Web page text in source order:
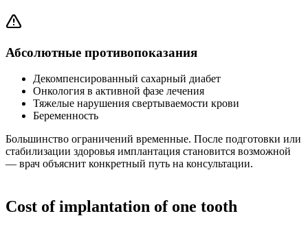
Абсолютные противопоказания
Декомпенсированный сахарный диабет
Онкология в активной фазе лечения
Тяжелые нарушения свертываемости крови
Беременность
Большинство ограничений временные. После подготовки или
стабилизации здоровья имплантация становится возможной
— врач объяснит конкретный путь на консультации.
Cost of implantation of one tooth